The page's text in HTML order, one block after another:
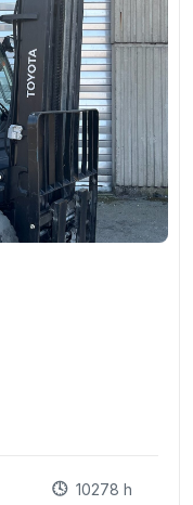
10278 h